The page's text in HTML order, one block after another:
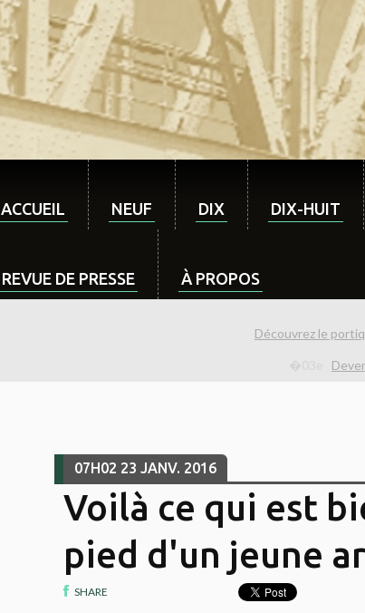
ACCUEIL NEUF DIX DIX-HUIT
REVUE DE PRESSE À PROPOS
Découvrez le
07H02 23 JANV. 2016
Voilà ce qui est
pied d'un jeune
SHARE